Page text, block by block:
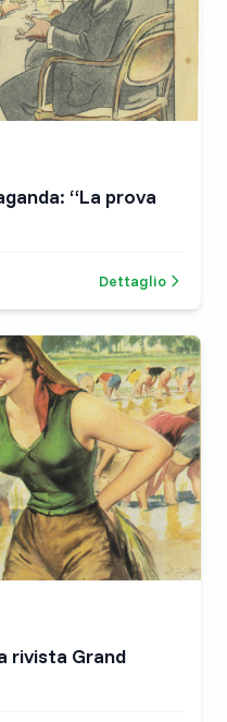
“La prova
Dettaglio
rivista Grand